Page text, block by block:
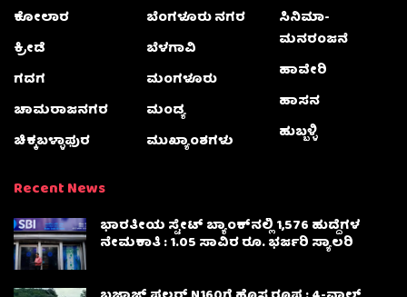
ಕೋಲಾರ
ಕ್ರೀಡೆ
ಗದಗ
ಚಾಮರಾಜನಗರ
ಚಿಕ್ಕಬಳ್ಳಾಫುರ
ಬೆಂಗಳೂರು ನಗರ
ಬೆಳಗಾವಿ
ಮಂಗಳೂರು
ಮಂಡ್ಯ
ಮುಖ್ಯಾಂಶಗಳು
ಸಿನಿಮಾ-
ಮನರಂಜನೆ
ಹಾವೇರಿ
ಹಾಸನ
ಹುಬ್ಬಳ್ಳಿ
Recent News
ಭಾರತೀಯ ಸ್ಟೇಟ್ ಬ್ಯಾಂಕ್‌ನಲ್ಲಿ 1,576 ಹುದ್ದೆಗಳ
ನೇಮಕಾತಿ : 1.05 ಸಾವಿರ ರೂ. ಭರ್ಜರಿ ಸ್ಯಾಲರಿ